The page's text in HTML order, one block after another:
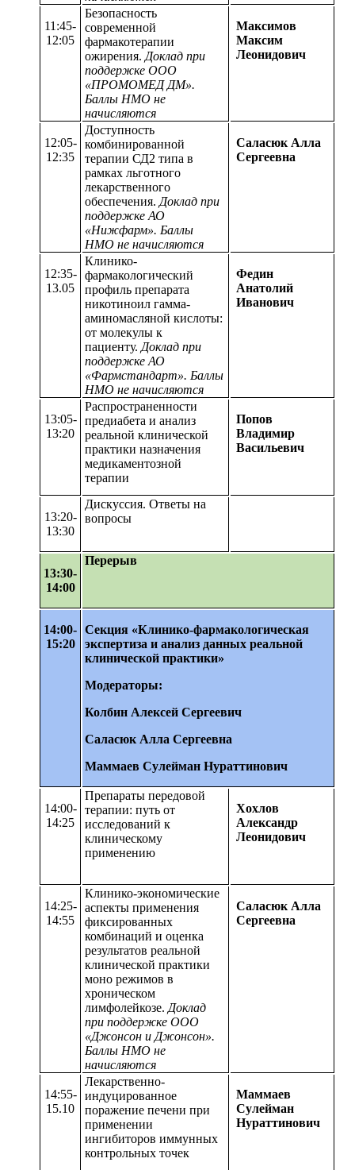
11:45-
12:05
Безопасность
современной
фармакотерапии
ожирения. Доклад при
поддержке ООО
«ПРОМОМЕД ДМ».
Баллы НМО не
начисляются
Максимов
Максим
Леонидович
12:05-
12:35
Доступность
комбинированной
терапии СД2 типа в
рамках льготного
лекарственного
обеспечения. Доклад при
поддержке АО
«Нижфарм». Баллы
НМО не начисляются
Саласюк Алла
Сергеевна
12:35-
13.05
Клинико-
фармакологический
профиль препарата
никотиноил гамма-
аминомасляной кислоты:
от молекулы к
пациенту. Доклад при
поддержке АО
«Фармстандарт». Баллы
НМО не начисляются
Федин
Анатолий
Иванович
13:05-
13:20
Распространенности
предиабета и анализ
реальной клинической
практики назначения
медикаментозной
терапии
Попов
Владимир
Васильевич
13:20-
13:30
Дискуссия. Ответы на
вопросы
13:30-
14:00
Перерыв
14:00-
15:20
Секция «Клинико-фармакологическая
экспертиза и анализ данных реальной
клинической практики»
Модераторы:
Колбин Алексей Сергеевич
Саласюк Алла Сергеевна
Маммаев Сулейман Нураттинович
14:00-
14:25
Препараты передовой
терапии: путь от
исследований к
клиническому
применению
Хохлов
Александр
Леонидович
14:25-
14:55
Клинико-экономические
аспекты применения
фиксированных
комбинаций и оценка
результатов реальной
клинической практики
моно режимов в
хроническом
лимфолейкозе. Доклад
при поддержке ООО
«Джонсон и Джонсон».
Баллы НМО не
начисляются
Саласюк Алла
Сергеевна
14:55-
15.10
Лекарственно-
индуцированное
поражение печени при
применении
ингибиторов иммунных
контрольных точек
Маммаев
Сулейман
Нураттинович